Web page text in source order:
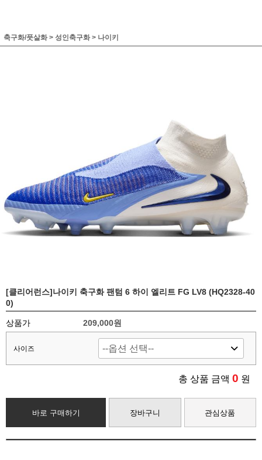
축구화/풋살화 > 성인축구화 > 나이키
[클리어런스]나이키 축구화 팬텀 6 하이 엘리트 FG LV8 (HQ2328-40
0)
상품가 209,000원
사이즈
총 상품 금액 0 원
바로 구매하기 장바구니 관심상품